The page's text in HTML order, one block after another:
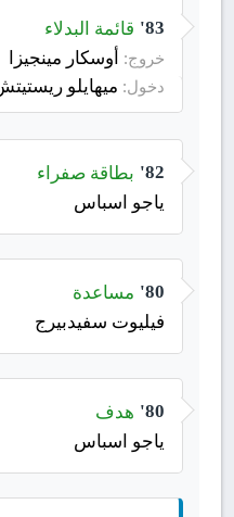
83' قائمة البدلاء
خروج: أوسكار مينجيزا
دخول: ميهايلو
82' بطاقة صفراء
ياجو اسباس
80' مساعدة
فيليوت سفيدبيرج
80' هدف
ياجو اسباس